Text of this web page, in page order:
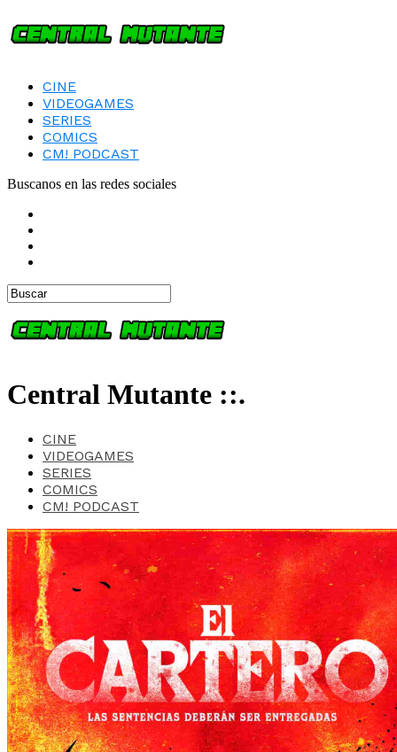
CINE
VIDEOGAMES
SERIES
COMICS
CM! PODCAST
Buscanos en las redes sociales
Central Mutante ::.
CINE
VIDEOGAMES
SERIES
COMICS
CM! PODCAST